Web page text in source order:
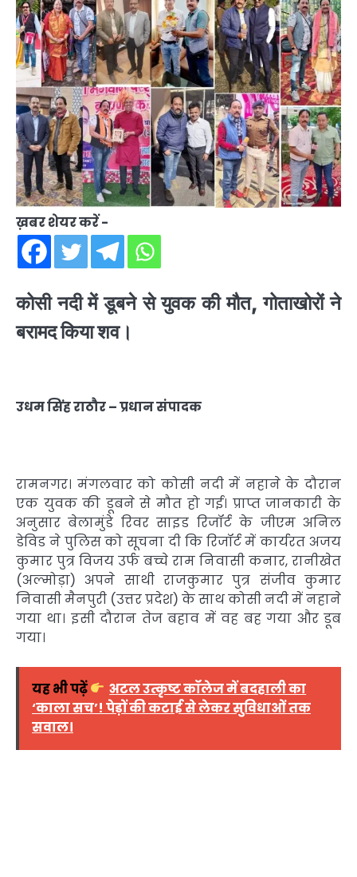
ख़बर शेयर करें -
कोसी नदी में डूबने से युवक की मौत, गोताखोरों ने
बरामद किया शव।
उधम सिंह राठौर – प्रधान संपादक
रामनगर। मंगलवार को कोसी नदी में नहाने के दौरान
एक युवक की डूबने से मौत हो गई। प्राप्त जानकारी के
अनुसार बेलामुंडे रिवर साइड रिजॉर्ट के जीएम अनिल
डेविड ने पुलिस को सूचना दी कि रिजॉर्ट में कार्यरत अजय
कुमार पुत्र विजय उर्फ बच्चे राम निवासी कनार, रानीखेत
(अल्मोड़ा) अपने साथी राजकुमार पुत्र संजीव कुमार
निवासी मैनपुरी (उत्तर प्रदेश) के साथ कोसी नदी में नहाने
गया था। इसी दौरान तेज बहाव में वह बह गया और डूब
गया।
यह भी पढ़ें
अटल उत्कृष्ट कॉलेज में बदहाली का
‘काला सच’! पेड़ों की कटाई से लेकर सुविधाओं तक
सवाल।